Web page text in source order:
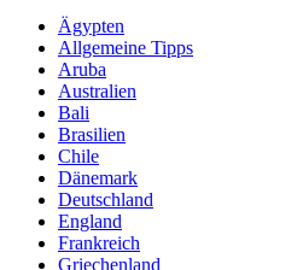
Ägypten
Allgemeine Tipps
Aruba
Australien
Bali
Brasilien
Chile
Dänemark
Deutschland
England
Frankreich
Griechenland